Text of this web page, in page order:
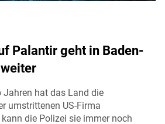
Palantir geht in Baden-
hat das Land die
umstrittenen US-Firma
die Polizei sie immer noch